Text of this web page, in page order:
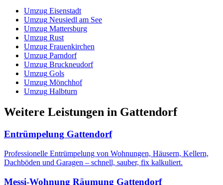
Umzug Eisenstadt
Umzug Neusiedl am See
Umzug Mattersburg
Umzug Rust
Umzug Frauenkirchen
Umzug Parndorf
Umzug Bruckneudorf
Umzug Gols
Umzug Mönchhof
Umzug Halbturn
Weitere Leistungen in Gattendorf
Entrümpelung Gattendorf
Professionelle Entrümpelung von Wohnungen, Häusern, Kellern,
Dachböden und Garagen – schnell, sauber, fix kalkuliert.
Messi-Wohnung Räumung Gattendorf